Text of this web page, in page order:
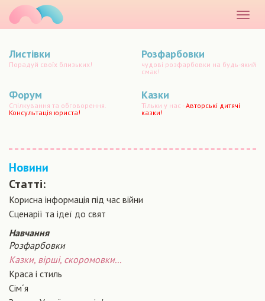
меню
Листівки
Порадуй своїх близьких!
Розфарбовки
чудові розфарбовки на будь-який
смак!
Форум
Спілкування та обговорення.
Консультація юриста!
Казки
Тільки у нас -Авторські дитячі
казки!
Новини
Статті:
Корисна інформація під час війни
Сценарiї та iдеї до свят
Навчання
Розфарбовки
Казки, вірші, скоромовки...
Краса і стиль
Сiм´я